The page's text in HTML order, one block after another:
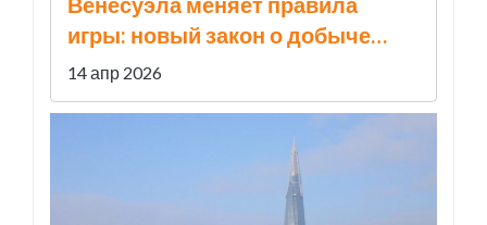
игры: новый закон о добыче
ископаемых принят
14 апр 2026